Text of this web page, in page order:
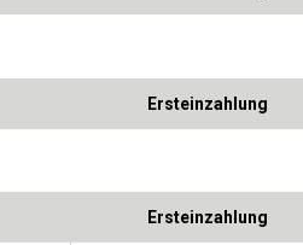
Ersteinzahlung
Ersteinzahlung